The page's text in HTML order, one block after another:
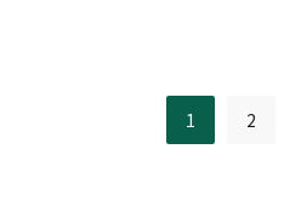
1 2